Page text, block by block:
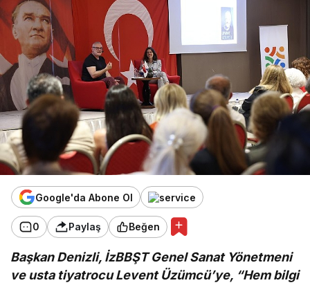
Google'da Abone Ol
0 Paylaş Beğen
Başkan Denizli, İzBBŞT Genel Sanat Yönetmeni
ve usta tiyatrocu Levent Üzümcü’ye, “Hem bilgi